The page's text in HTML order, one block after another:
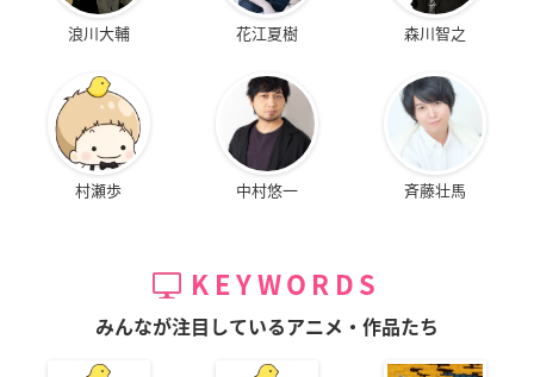
浪川大輔 花江夏樹 森川智之
村瀬歩 中村悠一 斉藤壮馬
KEYWORDS
みんなが注目しているアニメ・作品たち